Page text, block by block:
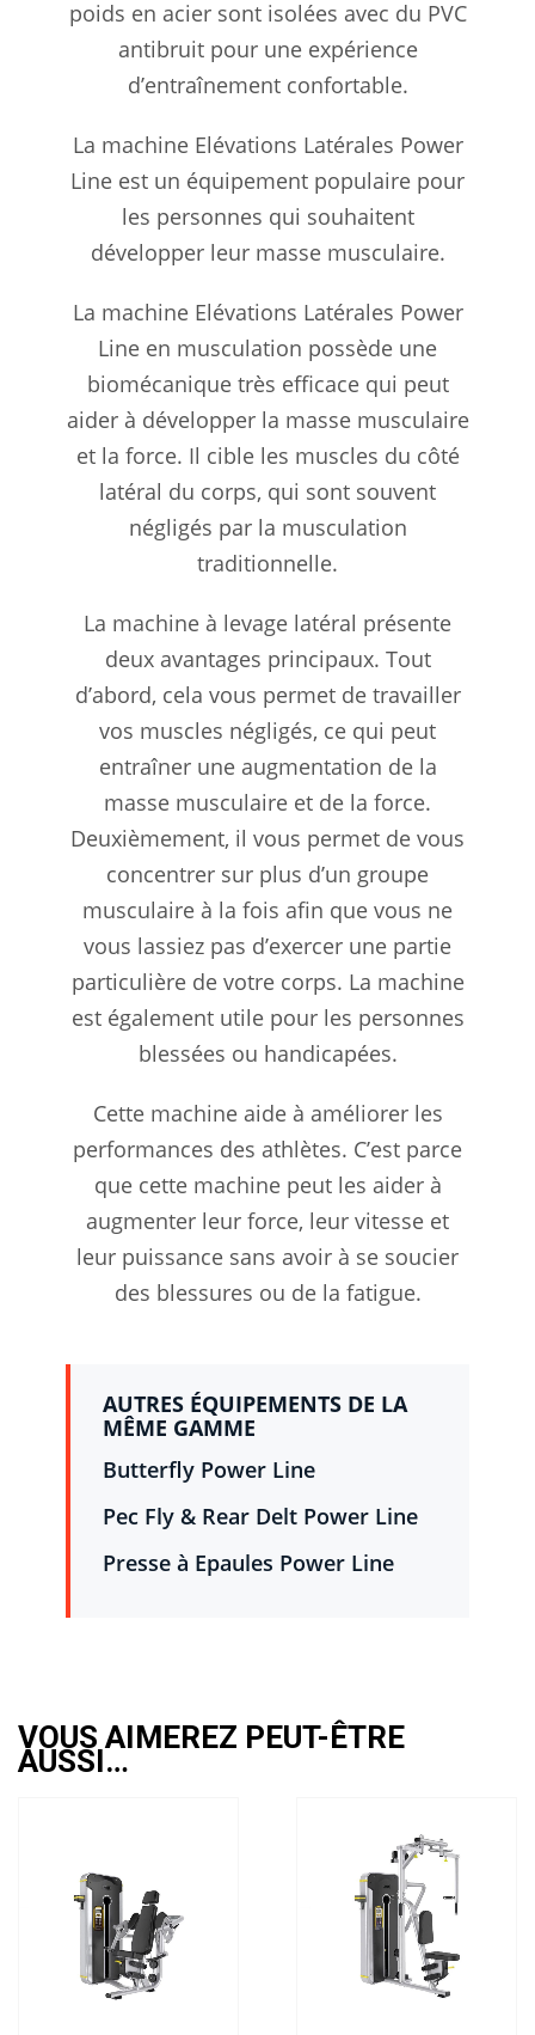
poids en acier sont isolées avec du PVC
antibruit pour une expérience
d’entraînement confortable.
La machine Elévations Latérales Power
Line est un équipement populaire pour
les personnes qui souhaitent
développer leur masse musculaire.
La machine Elévations Latérales Power
Line en musculation possède une
biomécanique très efficace qui peut
aider à développer la masse musculaire
et la force. Il cible les muscles du côté
latéral du corps, qui sont souvent
négligés par la musculation
traditionnelle.
La machine à levage latéral présente
deux avantages principaux. Tout
d’abord, cela vous permet de travailler
vos muscles négligés, ce qui peut
entraîner une augmentation de la
masse musculaire et de la force.
Deuxièmement, il vous permet de vous
concentrer sur plus d’un groupe
musculaire à la fois afin que vous ne
vous lassiez pas d’exercer une partie
particulière de votre corps. La machine
est également utile pour les personnes
blessées ou handicapées.
Cette machine aide à améliorer les
performances des athlètes. C’est parce
que cette machine peut les aider à
augmenter leur force, leur vitesse et
leur puissance sans avoir à se soucier
des blessures ou de la fatigue.
AUTRES ÉQUIPEMENTS DE LA
MÊME GAMME
Butterfly Power Line
Pec Fly & Rear Delt Power Line
Presse à Epaules Power Line
VOUS AIMEREZ PEUT-ÊTRE
AUSSI…